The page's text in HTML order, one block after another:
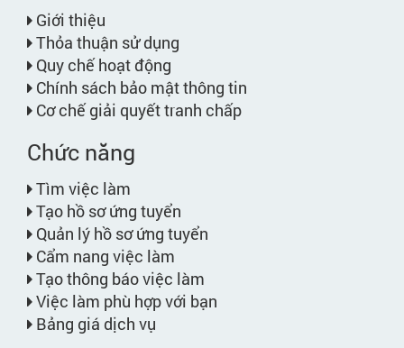
Giới thiệu
Thỏa thuận sử dụng
Quy chế hoạt động
Chính sách bảo mật thông tin
Cơ chế giải quyết tranh chấp
Chức năng
Tìm việc làm
Tạo hồ sơ ứng tuyển
Quản lý hồ sơ ứng tuyển
Cẩm nang việc làm
Tạo thông báo việc làm
Việc làm phù hợp với bạn
Bảng giá dịch vụ